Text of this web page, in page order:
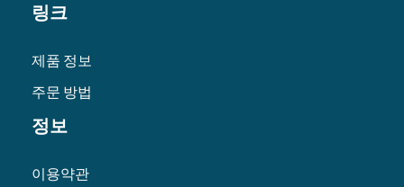
링크
제품 정보
주문 방법
정보
이용약관